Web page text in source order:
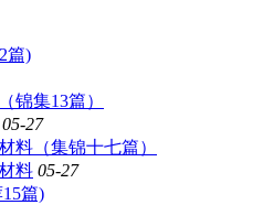
篇)
锦集13篇）
05-27
料（集锦十七篇）
料 05-27
篇)